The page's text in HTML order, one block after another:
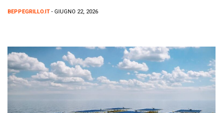
BEPPEGRILLO.IT - GIUGNO 22, 2026